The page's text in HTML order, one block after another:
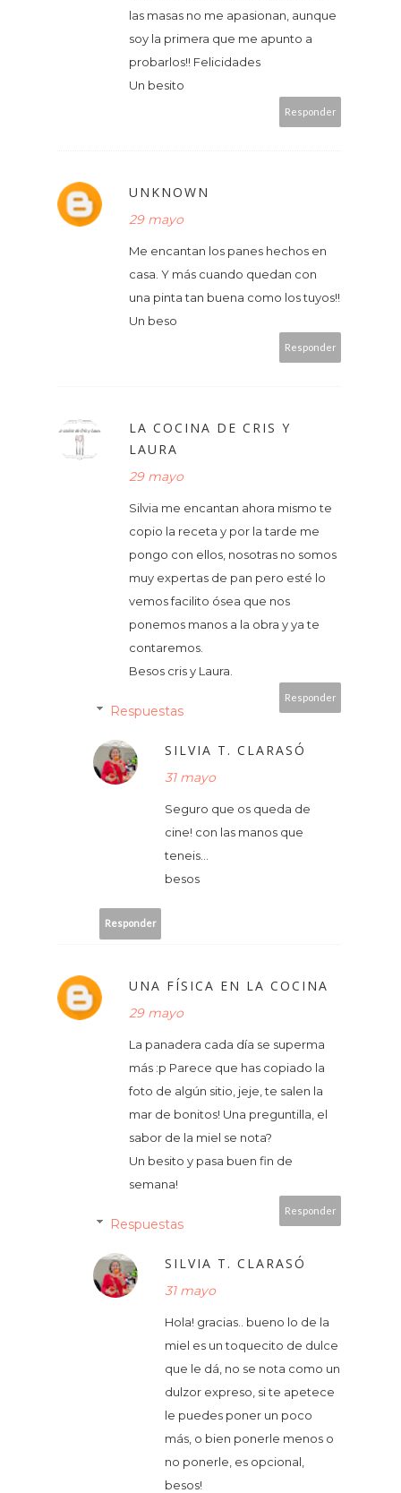
las masas no me apasionan, aunque
soy la primera que me apunto a
probarlos!! Felicidades
Un besito
Responder
UNKNOWN
29 mayo
Me encantan los panes hechos en
casa. Y más cuando quedan con
una pinta tan buena como los tuyos!!
Un beso
Responder
LA COCINA DE CRIS Y
LAURA
29 mayo
Silvia me encantan ahora mismo te
copio la receta y por la tarde me
pongo con ellos, nosotras no somos
muy expertas de pan pero esté lo
vemos facilito ósea que nos
ponemos manos a la obra y ya te
contaremos.
Besos cris y Laura.
Responder
Respuestas
SILVIA T. CLARASÓ
31 mayo
Seguro que os queda de
cine! con las manos que
teneis...
besos
Responder
UNA FÍSICA EN LA COCINA
29 mayo
La panadera cada día se superma
más :p Parece que has copiado la
foto de algún sitio, jeje, te salen la
mar de bonitos! Una preguntilla, el
sabor de la miel se nota?
Un besito y pasa buen fin de
semana!
Responder
Respuestas
SILVIA T. CLARASÓ
31 mayo
Hola! gracias.. bueno lo de la
miel es un toquecito de dulce
que le dá, no se nota como un
dulzor expreso, si te apetece
le puedes poner un poco
más, o bien ponerle menos o
no ponerle, es opcional,
besos!